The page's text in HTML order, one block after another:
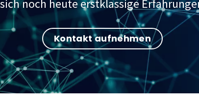
noch heute erstklassige
Kontakt aufnehmen